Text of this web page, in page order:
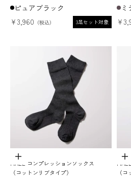
ピュアブラック
セール価格
¥3,960 3足セット対象
セ
オプションを選択
MAEÉ コンプレッションソックス
（コットンリブタイプ）
（